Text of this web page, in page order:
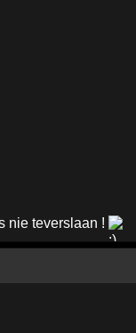
nie teverslaan !